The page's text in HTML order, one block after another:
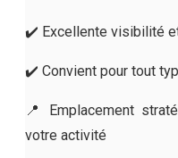
✔️ Excellente visibilité
✔️ Convient pour tout
📍 Emplacement
votre activité